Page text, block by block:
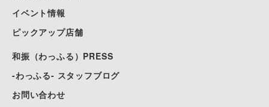
イベント情報
ピックアップ店舗
和振（わっふる）PRESS
-わっふる- スタッフブログ
お問い合わせ